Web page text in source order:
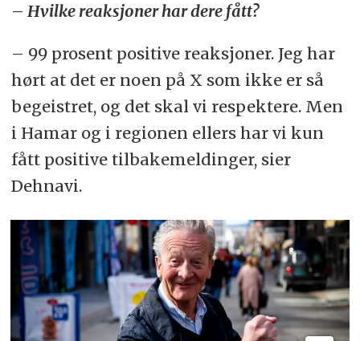
– Hvilke reaksjoner har dere fått?
– 99 prosent positive reaksjoner. Jeg har
hørt at det er noen på X som ikke er så
begeistret, og det skal vi respektere. Men
i Hamar og i regionen ellers har vi kun
fått positive tilbakemeldinger, sier
Dehnavi.